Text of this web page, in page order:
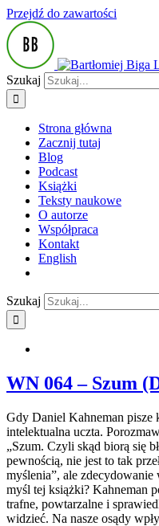
Przejdź do zawartości
Szukaj
Strona główna
Zacznij tutaj
Blog
Podcast
Książki
Teksty naukowe
O autorze
Współpraca
Kontakt
English
Szukaj
WN 064 – Szum
Gdy Daniel Kahneman pisze
intelektualna uczta.
„Szum. Czyli skąd biorą się
pewnością, nie jest to tak
myślenia”, ale zdecydowanie
myśl tej książki? Kahneman
trafne, powtarzalne i
widzieć. Na nasze osądy